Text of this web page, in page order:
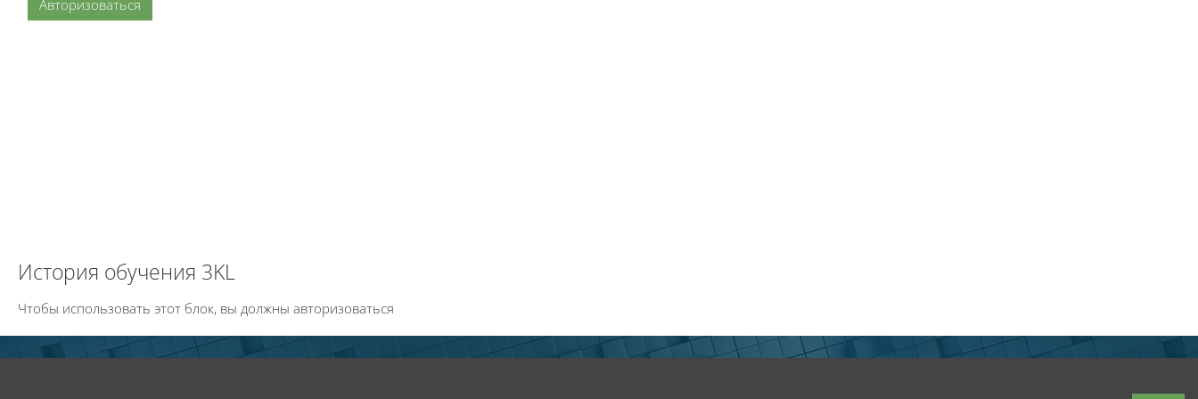
Авторизоваться
История обучения 3KL
Чтобы использовать этот блок, вы должны авторизоваться